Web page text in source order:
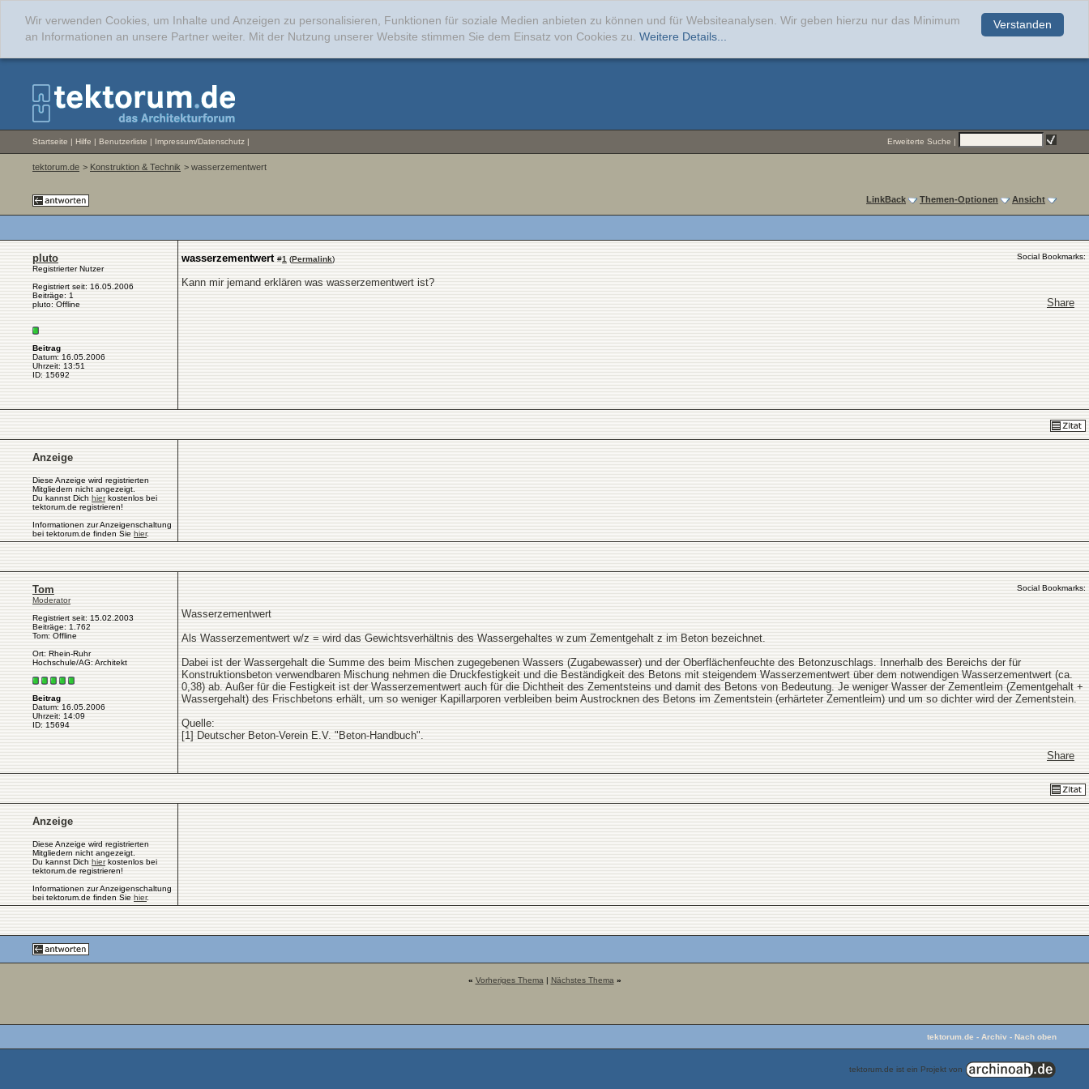
Verstanden
Wir verwenden Cookies, um Inhalte und Anzeigen zu personalisieren, Funktionen für soziale Medien anbieten zu können und für Websiteanalysen. Wir geben hierzu nur das Minimum
an Informationen an unsere Partner weiter. Mit der Nutzung unserer Website stimmen Sie dem Einsatz von Cookies zu. Weitere Details...
Startseite | Hilfe | Benutzerliste | Impressum/Datenschutz | Erweiterte Suche |
tektorum.de > Konstruktion & Technik > wasserzementwert
LinkBack Themen-Optionen Ansicht
pluto
Registrierter Nutzer
Registriert seit: 16.05.2006
Beiträge: 1
pluto: Offline
Beitrag
Datum: 16.05.2006
Uhrzeit: 13:51
ID: 15692
wasserzementwert #1 (Permalink) Social Bookmarks:
Kann mir jemand erklären was wasserzementwert ist?
Share
Anzeige
Diese Anzeige wird registrierten
Mitgliedern nicht angezeigt.
Du kannst Dich hierkostenlos bei
tektorum.de registrieren!
Informationen zur Anzeigenschaltung
bei tektorum.de finden Sie hier.
Tom
Moderator
Registriert seit: 15.02.2003
Beiträge: 1.762
Tom: Offline
Ort: Rhein-Ruhr
Hochschule/AG: Architekt
Beitrag
Datum: 16.05.2006
Uhrzeit: 14:09
ID: 15694
Social Bookmarks:
Wasserzementwert
Als Wasserzementwert w/z = wird das Gewichtsverhältnis des Wassergehaltes w zum Zementgehalt z im Beton bezeichnet.
Dabei ist der Wassergehalt die Summe des beim Mischen zugegebenen Wassers (Zugabewasser) und der Oberflächenfeuchte des Betonzuschlags. Innerhalb des Bereichs der für
Konstruktionsbeton verwendbaren Mischung nehmen die Druckfestigkeit und die Beständigkeit des Betons mit steigendem Wasserzementwert über dem notwendigen Wasserzementwert (ca.
0,38) ab. Außer für die Festigkeit ist der Wasserzementwert auch für die Dichtheit des Zementsteins und damit des Betons von Bedeutung. Je weniger Wasser der Zementleim (Zementgehalt +
Wassergehalt) des Frischbetons erhält, um so weniger Kapillarporen verbleiben beim Austrocknen des Betons im Zementstein (erhärteter Zementleim) und um so dichter wird der Zementstein.
Quelle:
[1] Deutscher Beton-Verein E.V. "Beton-Handbuch".
Share
Anzeige
Diese Anzeige wird registrierten
Mitgliedern nicht angezeigt.
Du kannst Dich hierkostenlos bei
tektorum.de registrieren!
Informationen zur Anzeigenschaltung
bei tektorum.de finden Sie hier.
« Vorheriges Thema | Nächstes Thema »
tektorum.de - Archiv - Nach oben
tektorum.de ist ein Projekt von